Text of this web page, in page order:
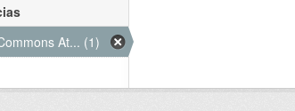
At... (1)